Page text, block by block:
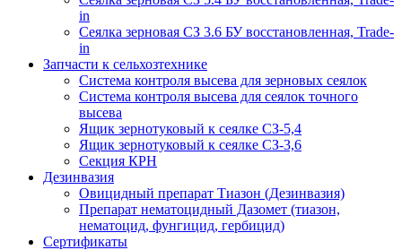
in
Сеялка зерновая СЗ 3.6 БУ восстановленная, Trade-
in
Запчасти к сельхозтехнике
Система контроля высева для зерновых сеялок
Система контроля высева для сеялок точного
высева
Ящик зернотуковый к сеялке СЗ-5,4
Ящик зернотуковый к сеялке СЗ-3,6
Секция КРН
Дезинвазия
Овицидный препарат Тиазон (Дезинвазия)
Препарат нематоцидный Дазомет (тиазон,
нематоцид, фунгицид, гербицид)
Сертификаты